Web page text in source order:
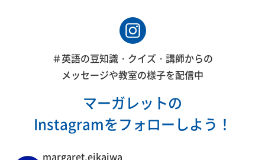
＃英語の豆知識・クイズ・講師からの
メッセージや教室の様子を配信中
マーガレットの
Instagramをフォローしよう！
margaret.eikaiwa